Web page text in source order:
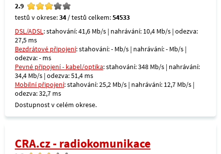
2.9
testů v okrese:34 / testů celkem:54533
DSL/ADSL: stahování: 41,6 Mb/s | nahrávání: 10,4 Mb/s | odezva:
27,5 ms
Bezdrátové připojení: stahování: - Mb/s | nahrávání: - Mb/s |
odezva: - ms
Pevné připojení - kabel/optika: stahování: 348 Mb/s | nahrávání:
34,4 Mb/s | odezva: 51,4 ms
Mobilní připojení: stahování: 25,2 Mb/s | nahrávání: 12,7 Mb/s |
odezva: 32,7 ms
Dostupnost v celém okrese.
CRA.cz - radiokomunikace